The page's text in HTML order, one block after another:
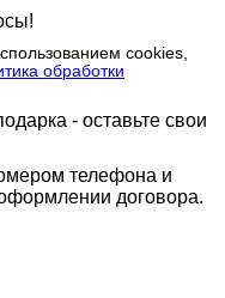
cookies,
обработки
- оставьте свои
телефона и
договора.